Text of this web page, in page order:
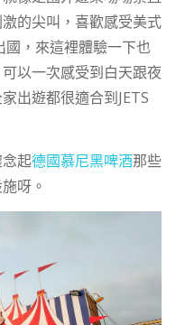
的尖叫，喜歡感受美式
，來這裡體驗一下也
以一次感受到白天跟夜
出遊都很適合到JETS
起德國慕尼黑啤酒那些
呀。